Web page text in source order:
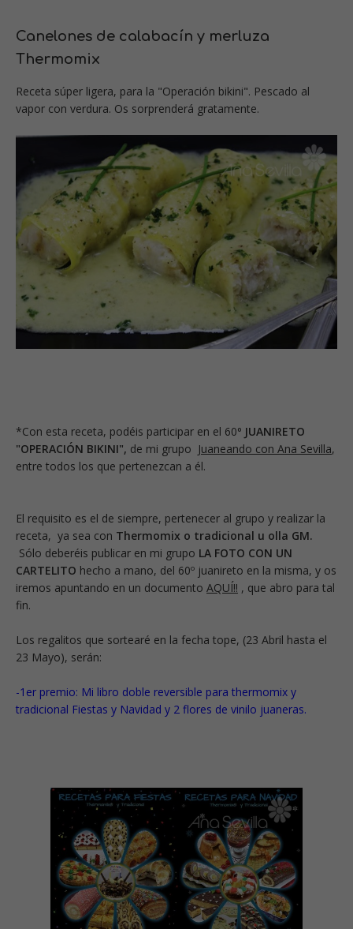
Canelones de calabacín y merluza
Thermomix
Receta súper ligera, para la "Operación bikini". Pescado al
vapor con verdura. Os sorprenderá gratamente.
*Con esta receta, podéis participar en el 60º JUANIRETO
"OPERACIÓN BIKINI", de mi grupo Juaneando con Ana Sevilla,
entre todos los que pertenezcan a él.
El requisito es el de siempre, pertenecer al grupo y realizar la
receta, ya sea con Thermomix o tradicional u olla GM.
Sólo deberéis publicar en mi grupo LA FOTO CON UN
CARTELITO hecho a mano, del 60º juanireto en la misma, y os
iremos apuntando en un documento AQUÍ!! , que abro para tal
fin.
Los regalitos que sortearé en la fecha tope, (23 Abril hasta el
23 Mayo), serán:
-1er premio: Mi libro doble reversible para thermomix y
tradicional Fiestas y Navidad y 2 flores de vinilo juaneras.